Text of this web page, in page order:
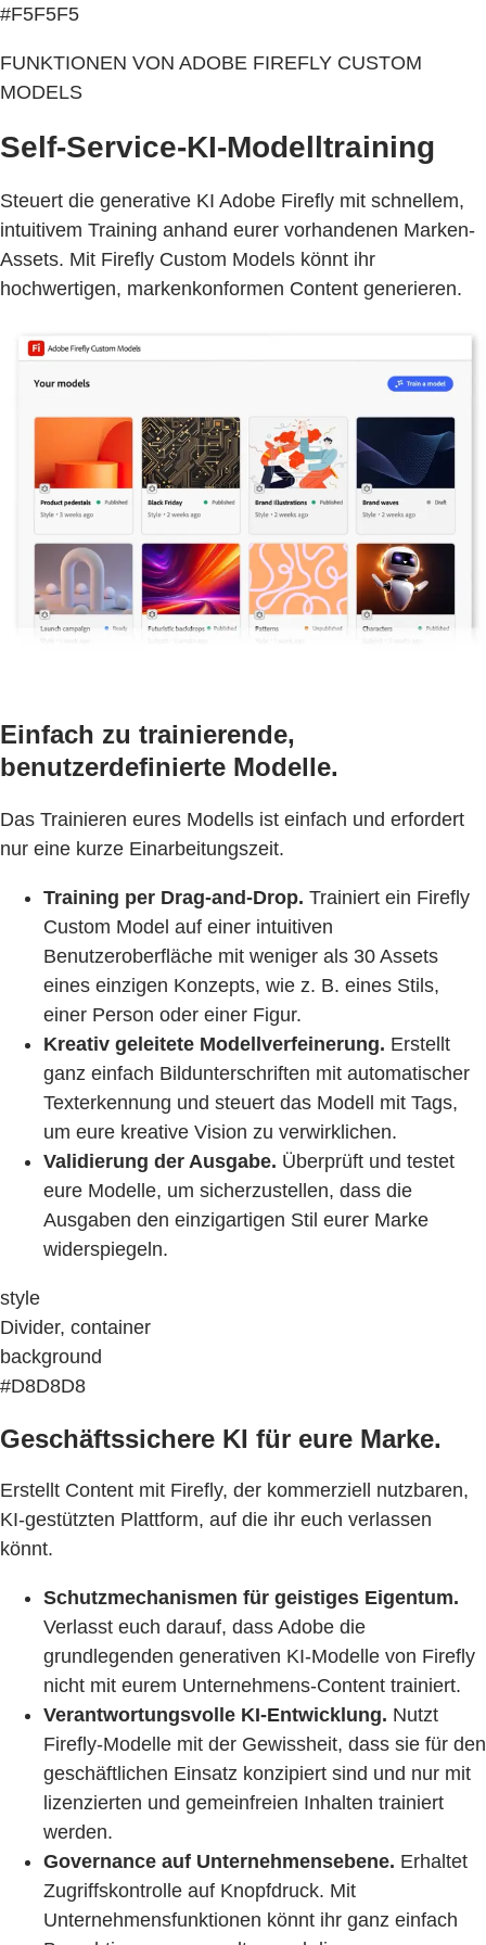
#F5F5F5
FUNKTIONEN VON ADOBE FIREFLY CUSTOM
MODELS
Self-Service-KI-Modelltraining
Steuert die generative KI Adobe Firefly mit schnellem,
intuitivem Training anhand eurer vorhandenen Marken-
Assets. Mit Firefly Custom Models könnt ihr
hochwertigen, markenkonformen Content generieren.
Einfach zu trainierende,
benutzerdefinierte Modelle.
Das Trainieren eures Modells ist einfach und erfordert
nur eine kurze Einarbeitungszeit.
Training per Drag-and-Drop. Trainiert ein Firefly
Custom Model auf einer intuitiven
Benutzeroberfläche mit weniger als 30 Assets
eines einzigen Konzepts, wie z. B. eines Stils,
einer Person oder einer Figur.
Kreativ geleitete Modellverfeinerung. Erstellt
ganz einfach Bildunterschriften mit automatischer
Texterkennung und steuert das Modell mit Tags,
um eure kreative Vision zu verwirklichen.
Validierung der Ausgabe. Überprüft und testet
eure Modelle, um sicherzustellen, dass die
Ausgaben den einzigartigen Stil eurer Marke
widerspiegeln.
style
Divider, container
background
#D8D8D8
Geschäftssichere KI für eure Marke.
Erstellt Content mit Firefly, der kommerziell nutzbaren,
KI-gestützten Plattform, auf die ihr euch verlassen
könnt.
Schutzmechanismen für geistiges Eigentum.
Verlasst euch darauf, dass Adobe die
grundlegenden generativen KI-Modelle von Firefly
nicht mit eurem Unternehmens-Content trainiert.
Verantwortungsvolle KI-Entwicklung. Nutzt
Firefly-Modelle mit der Gewissheit, dass sie für den
geschäftlichen Einsatz konzipiert sind und nur mit
lizenzierten und gemeinfreien Inhalten trainiert
werden.
Governance auf Unternehmensebene. Erhaltet
Zugriffskontrolle auf Knopfdruck. Mit
Unternehmensfunktionen könnt ihr ganz einfach